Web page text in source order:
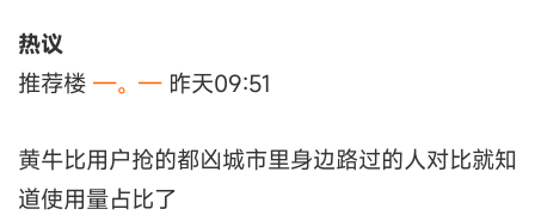
热议
推荐楼 —。— 昨天09:51
黄牛比用户抢的都凶城市里身边路过的人对比就知
道使用量占比了